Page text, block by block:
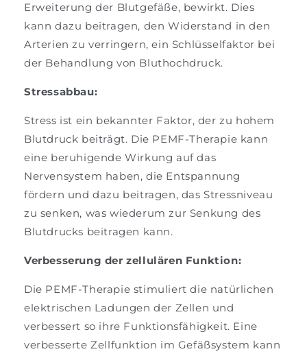
Erweiterung der Blutgefäße, bewirkt. Dies
kann dazu beitragen, den Widerstand in den
Arterien zu verringern, ein Schlüsselfaktor bei
der Behandlung von Bluthochdruck.
Stressabbau:
Stress ist ein bekannter Faktor, der zu hohem
Blutdruck beiträgt. Die PEMF-Therapie kann
eine beruhigende Wirkung auf das
Nervensystem haben, die Entspannung
fördern und dazu beitragen, das Stressniveau
zu senken, was wiederum zur Senkung des
Blutdrucks beitragen kann.
Verbesserung der zellulären Funktion:
Die PEMF-Therapie stimuliert die natürlichen
elektrischen Ladungen der Zellen und
verbessert so ihre Funktionsfähigkeit. Eine
verbesserte Zellfunktion im Gefäßsystem kann